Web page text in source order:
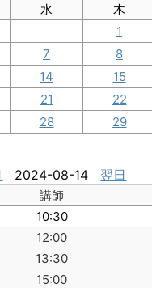
水 木
1
7
8
14
15
21
22
28
29
2024-08-14 翌日
講師
10:30
12:00
13:30
15:00